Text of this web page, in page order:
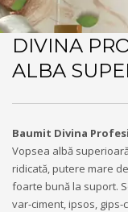
DIVINA
ALBA
Baumit Divina
Vopsea albă
ridicată, putere mare
foarte bună la suport.
var-ciment, ipsos,